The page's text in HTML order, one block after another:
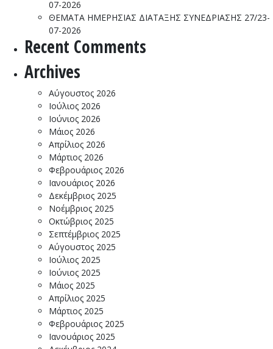
07-2026
ΘΕΜΑΤΑ ΗΜΕΡΗΣΙΑΣ ΔΙΑΤΑΞΗΣ ΣΥΝΕΔΡΙΑΣΗΣ 27/23-
07-2026
Recent Comments
Archives
Αύγουστος 2026
Ιούλιος 2026
Ιούνιος 2026
Μάιος 2026
Απρίλιος 2026
Μάρτιος 2026
Φεβρουάριος 2026
Ιανουάριος 2026
Δεκέμβριος 2025
Νοέμβριος 2025
Οκτώβριος 2025
Σεπτέμβριος 2025
Αύγουστος 2025
Ιούλιος 2025
Ιούνιος 2025
Μάιος 2025
Απρίλιος 2025
Μάρτιος 2025
Φεβρουάριος 2025
Ιανουάριος 2025